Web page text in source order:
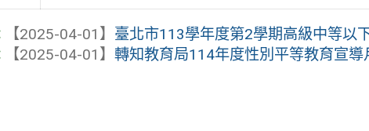
【2025-04-01】 臺北市113學年度第2學期高級中等以
【2025-04-01】轉知教育局114年度性別平等教育宣